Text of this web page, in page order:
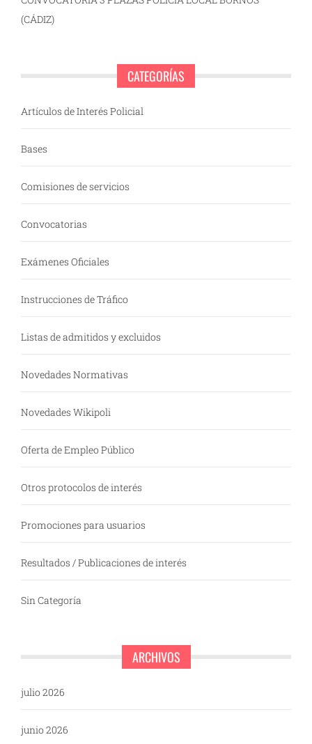
(CÁDIZ)
CATEGORÍAS
Artículos de Interés Policial
Bases
Comisiones de servicios
Convocatorias
Exámenes Oficiales
Instrucciones de Tráfico
Listas de admitidos y excluidos
Novedades Normativas
Novedades Wikipoli
Oferta de Empleo Público
Otros protocolos de interés
Promociones para usuarios
Resultados / Publicaciones de interés
Sin Categoría
ARCHIVOS
julio 2026
junio 2026